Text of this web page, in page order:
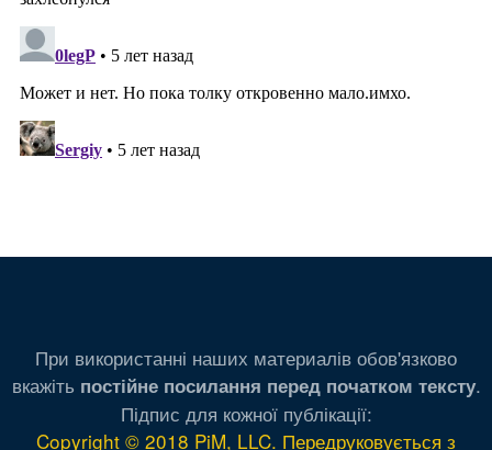
При використанні наших материалів обов'язково
вкажіть постійне посилання перед початком тексту.
Підпис для кожної публікації:
Copyright © 2018 PiM, LLC. Передруковується з